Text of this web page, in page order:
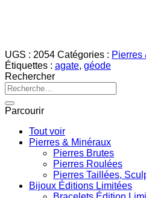
UGS : 2054 Catégories : Pierres
Étiquettes : agate, géode
Rechercher
Recherche
pour :
Parcourir
Tout voir
Pierres & Minéraux
Pierres Brutes
Pierres Roulées
Pierres Taillées,
Bijoux Éditions Limitées